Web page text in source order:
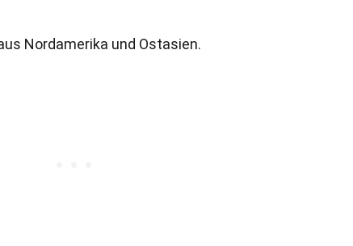
Nordamerika und Ostasien.